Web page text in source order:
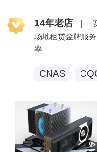
14年老店
场地租赁金牌服
率
CNAS